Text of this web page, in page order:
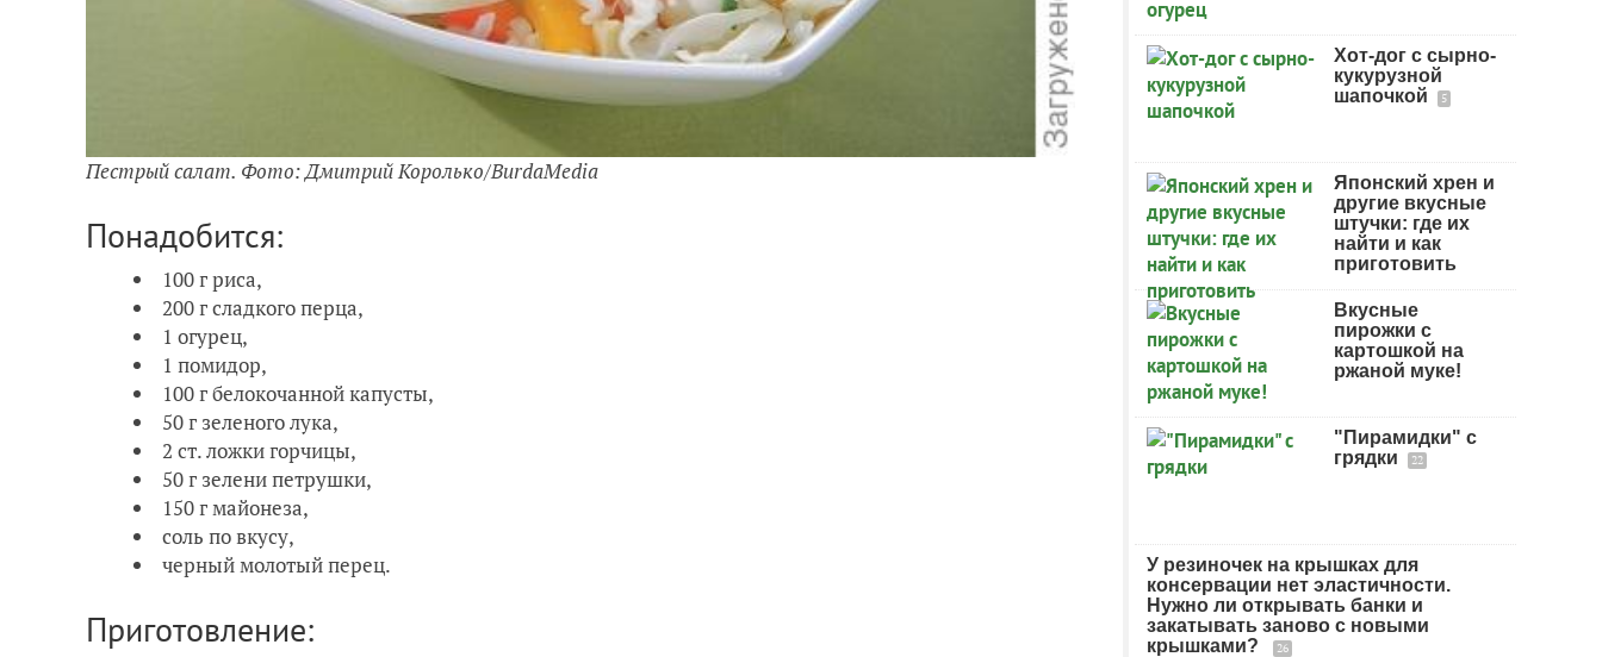
Пестрый салат. Фото: Дмитрий Королько/BurdaMedia
Понадобится:
100 г риса,
200 г сладкого перца,
1 огурец,
1 помидор,
100 г белокочанной капусты,
50 г зеленого лука,
2 ст. ложки горчицы,
50 г зелени петрушки,
150 г майонеза,
соль по вкусу,
черный молотый перец.
Приготовление:
Хот-дог с сырно-
кукурузной
шапочкой
5
Японский хрен и
другие вкусные
штучки: где их
найти и как
приготовить
Вкусные
пирожки с
картошкой на
ржаной муке!
"Пирамидки" с
грядки
22
У резиночек на крышках для
консервации нет эластичности.
Нужно ли открывать банки и
закатывать заново с новыми
крышками?
26